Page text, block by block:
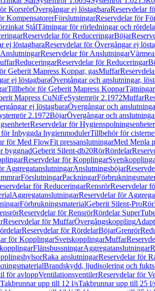
KorsrörÖvergångar ej löstagbaraReservdelar
KompensatorerFörslutningarReservdelar för
StålTätningar för rörledningar och
Reservdelar för ReduceringarBöjar
ej löstagbaraReservdelar för Övergångar ej
AnslutningarReservdelar för Anslutningar
ReduceringarReservdelar för Reduceringar
Geberit Mapress Koppar, gasMuffar
ej löstagbaraÖvergångar och anslutningar,
Tillbehör för Geberit Mapress Koppar
Mapress CuNiFeSystemrör 2.1972Muffar
ej löstagbaraÖvergångar och
2.1972BöjarÖvergångar och
Reservdelar för Hygienspolningsenheter
för Inbyggda hygienmodulerTillbehör för
för Med FlowFit pressanslutningarMed Mepla
byggnadGeberit Silent-db20RörRördelar
Reservdelar för Kopplingar
AggregatanslutningarAnslutningsböjar
FörslutningarPackningar
för ReduceringarRensrörReservdelar
AggregatanslutningarReservdelar för
FörbrukningsmaterialGeberit Silent-ProRör
Reservdelar för RensrörRördelar
Reservdelar för MuffarÖvergångskoppling
Reservdelar för RördelarBöjarGrenrör
för KopplingarSvetskopplingarMuffar
FlänsbussningarAggregatanslutningar
Raka anslutningarReservdelar för
Brandskydd, ljudisolering och
för avloppVentilationsventilerReservdelar för
upp till 12 l/sTakbrunnar upp till 25 l/